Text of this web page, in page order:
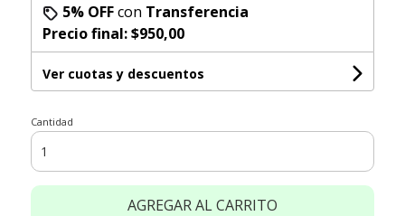
5% OFFcon Transferencia
Precio final:$950,00
Ver cuotas y descuentos
Cantidad
AGREGAR AL CARRITO